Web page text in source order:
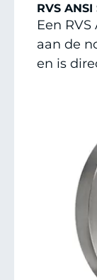
RVS
Een
aan de
en is